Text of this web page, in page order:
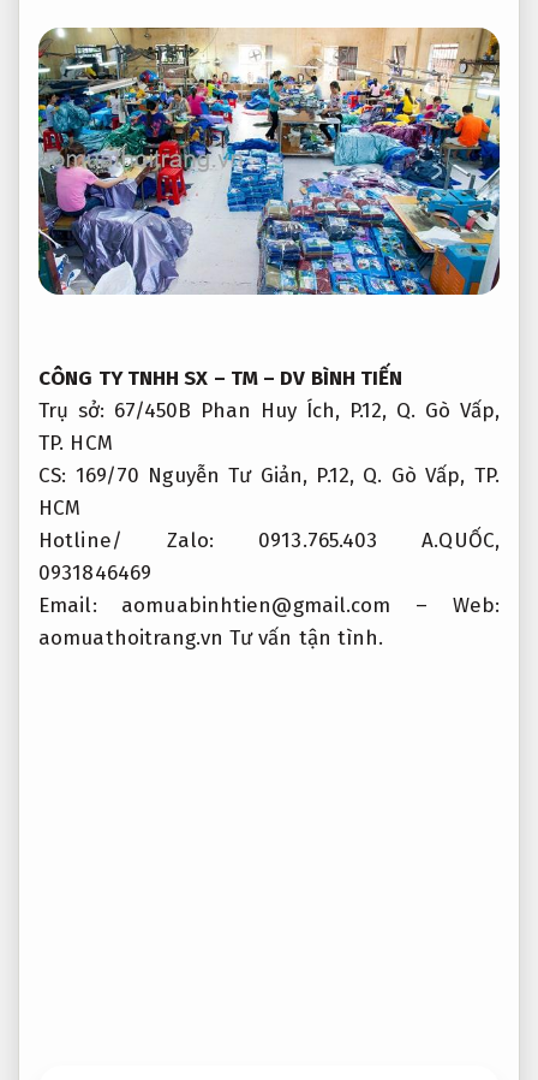
CÔNG TY TNHH SX – TM – DV BÌNH TIẾN
Trụ sở: 67/450B Phan Huy Ích, P.12, Q. Gò Vấp,
TP. HCM
CS: 169/70 Nguyễn Tư Giản, P.12, Q. Gò Vấp, TP.
HCM
Hotline/ Zalo: 0913.765.403 A.QUỐC,
0931846469
Email: aomuabinhtien@gmail.com – Web:
aomuathoitrang.vn Tư vấn tận tình.